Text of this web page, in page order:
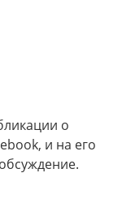
о
и на его